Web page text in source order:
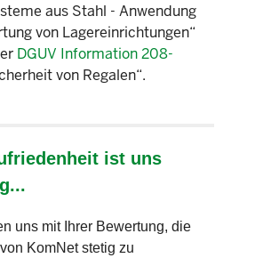
aus Stahl - Anwendung
von Lagereinrichtungen“
DGUV Information 208-
von Regalen“.